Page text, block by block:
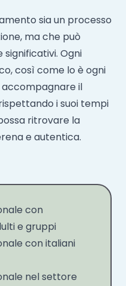
sia un processo
ma che può
Ogni
così come lo è ogni
il
i suoi tempi
ritrovare la
e autentica.
con
e gruppi
con italiani
nel settore